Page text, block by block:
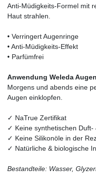
Anti-Müdigkeits-Formel mit
Haut strahlen.
• Verringert Augenringe
• Anti-Müdigkeits-Effekt
• Parfümfrei
Anwendung Weleda
Morgens und abends eine
Augen einklopfen.
✓ NaTrue Zertifikat
✓ Keine synthetischen Duft-
✓ Keine Silikonöle in der
✓ Natürliche & biologische
Bestandteile: Wasser,